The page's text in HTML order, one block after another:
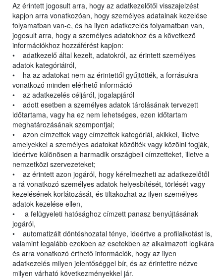
Az érintett jogosult arra, hogy az adatkezelőtől visszajelzést
kapjon arra vonatkozóan, hogy személyes adatainak kezelése
folyamatban van-e, és ha ilyen adatkezelés folyamatban van,
jogosult arra, hogy a személyes adatokhoz és a következő
információkhoz hozzáférést kapjon:
• adatkezelő által kezelt, adatokról, az érintett személyes
adatok kategóriáiról,
• ha az adatokat nem az érintettől gyűjtötték, a forrásukra
vonatkozó minden elérhető információ
• az adatkezelés céljáról, jogalapjáról
• adott esetben a személyes adatok tárolásának tervezett
időtartama, vagy ha ez nem lehetséges, ezen időtartam
meghatározásának szempontjai;
• azon címzettek vagy címzettek kategóriái, akikkel, illetve
amelyekkel a személyes adatokat közölték vagy közölni fogják,
ideértve különösen a harmadik országbeli címzetteket, illetve a
nemzetközi szervezeteket;
• az érintett azon jogáról, hogy kérelmezheti az adatkezelőtől
a rá vonatkozó személyes adatok helyesbítését, törlését vagy
kezelésének korlátozását, és tiltakozhat az ilyen személyes
adatok kezelése ellen,
• a felügyeleti hatósághoz címzett panasz benyújtásának
jogáról,
• automatizált döntéshozatal ténye, ideértve a profilalkotást is,
valamint legalább ezekben az esetekben az alkalmazott logikára
és arra vonatkozó érthető információk, hogy az ilyen
adatkezelés milyen jelentőséggel bír, és az érintettre nézve
milyen várható következményekkel jár.